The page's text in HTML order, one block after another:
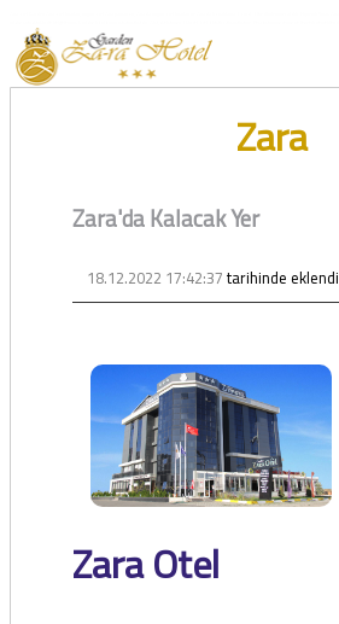
Zara
Zara'da Kalacak Yer
18.12.2022 17:42:37tarihinde eklendi
Zara Otel